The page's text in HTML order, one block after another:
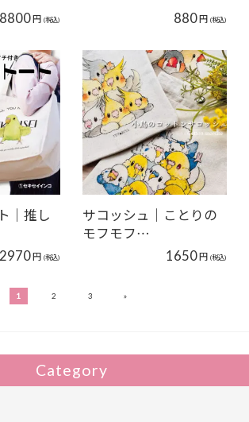
8800円 (税込) 880円 (税込)
｜推し
2970円 (税込)
サコッシュ｜ことりの
モフモフ…
1650円 (税込)
1 2 3 »
Category